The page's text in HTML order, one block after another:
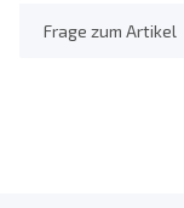
Frage zum Artikel